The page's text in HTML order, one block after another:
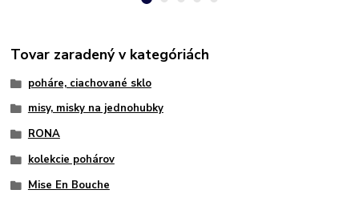
Tovar zaradený v kategóriách
poháre, ciachované sklo
misy, misky na jednohubky
RONA
kolekcie pohárov
Mise En Bouche